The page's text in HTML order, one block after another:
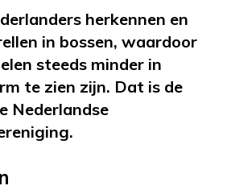
herkennen en
in bossen, waardoor
steeds minder in
te zien zijn. Dat is de
Nederlandse